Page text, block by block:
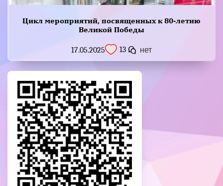
Цикл мероприятий, посвященных к 80-летию
Великой Победы
17.05.2025 13 нет